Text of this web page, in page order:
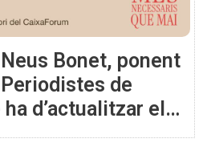
Bonet, ponent
de
d’actualitzar el